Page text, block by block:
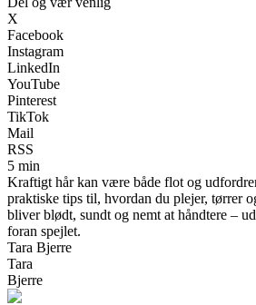
X
Facebook
Instagram
LinkedIn
YouTube
Pinterest
TikTok
Mail
RSS
5 min
Kraftigt hår kan være både flot og
praktiske tips til, hvordan du plejer, tørrer
bliver blødt, sundt og nemt at håndtere –
foran spejlet.
Tara Bjerre
Tara
Bjerre